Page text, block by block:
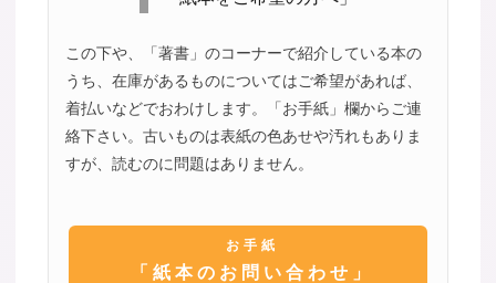
この下や、「著書」のコーナーで紹介している本の
うち、在庫があるものについてはご希望があれば、
着払いなどでおわけします。「お手紙」欄からご連
絡下さい。古いものは表紙の色あせや汚れもありま
すが、読むのに問題はありません。
お手紙
「紙本のお問い合わせ」